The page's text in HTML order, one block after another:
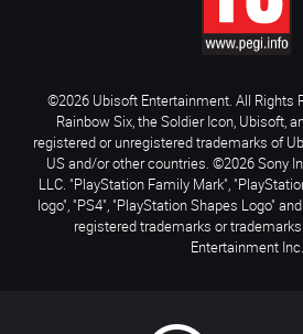
©2026 Ubisoft Entertainment. All Rights
Rainbow Six, the Soldier Icon, Ubisoft,
registered or unregistered trademarks of
US and/or other countries. ©2026 Sony
LLC. "PlayStation Family Mark",
logo", "PS4", "PlayStation Shapes Logo"
registered trademarks or
Entertainment Inc.